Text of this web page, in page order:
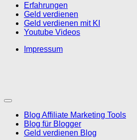
Erfahrungen
Geld verdienen
Geld verdienen mit KI
Youtube Videos
Impressum
Blog Affiliate Marketing Tools
Blog für Blogger
Geld verdienen Blog